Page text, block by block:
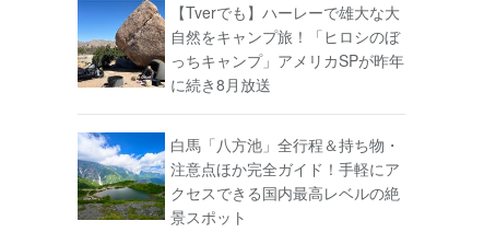
【Tverでも】ハーレーで雄大な大
自然をキャンプ旅！「ヒロシのぼ
っちキャンプ」アメリカSPが昨年
に続き8月放送
白馬「八方池」全行程＆持ち物・
注意点ほか完全ガイド！手軽にア
クセスできる国内最高レベルの絶
景スポット